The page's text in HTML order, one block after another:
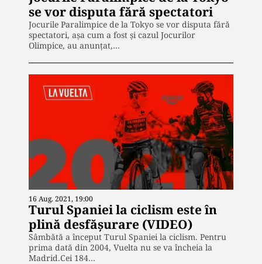
se vor disputa fără spectatori
Jocurile Paralimpice de la Tokyo se vor disputa fără
spectatori, aşa cum a fost și cazul Jocurilor
Olimpice, au anunţat,…
16 Aug. 2021, 19:00
Turul Spaniei la ciclism este în
plină desfășurare (VIDEO)
Sâmbătă a început Turul Spaniei la ciclism. Pentru
prima dată din 2004, Vuelta nu se va încheia la
Madrid.Cei 184…